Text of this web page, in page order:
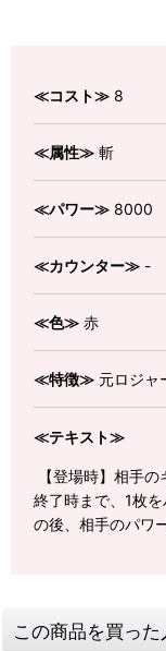
≪コスト≫ 8
≪属性≫ 斬
≪パワー≫ 8000
≪カウンター≫ -
≪色≫ 赤
≪特徴≫ 元ロジャ
≪テキスト≫
【登場時】相手
終了時まで、1枚
の後、相手のパワ
この商品を買っ